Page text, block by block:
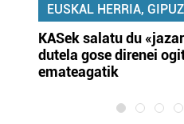
EUSKAL HERRIA,
KASek salatu du
dutela gose direnei
emateagatik